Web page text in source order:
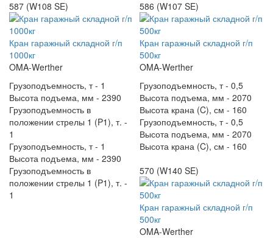
587 (W108 SE)
Кран гаражный складной г/п
1000кг
OMA-Werther
Грузоподъемность, т - 1
Высота подъема, мм - 2390
Грузоподъемность в
положении стрелы 1 (P1), т. -
1
Грузоподъемность, т - 1
Высота подъема, мм - 2390
Грузоподъемность в
положении стрелы 1 (P1), т. -
1
586 (W107 SE)
Кран гаражный складной г/п
500кг
OMA-Werther
Грузоподъемность, т - 0,5
Высота подъема, мм - 2070
Высота крана (C), см - 160
Грузоподъемность, т - 0,5
Высота подъема, мм - 2070
Высота крана (C), см - 160
570 (W140 SE)
Кран гаражный складной г/п
500кг
OMA-Werther